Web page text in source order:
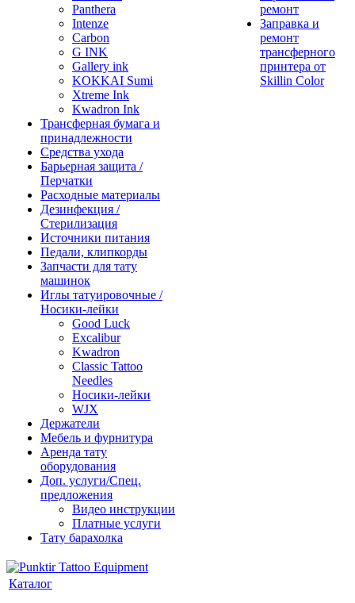
Panthera
Intenze
Carbon
G INK
Gallery ink
KOKKAI Sumi
Xtreme Ink
Kwadron Ink
Трансферная бумага и
принадлежности
Средства ухода
Барьерная защита /
Перчатки
Расходные материалы
Дезинфекция /
Стерилизация
Источники питания
Педали, клипкорды
Запчасти для тату
машинок
Иглы татуировочные /
Носики-лейки
Good Luck
Excalibur
Kwadron
Classic Tattoo
Needles
Носики-лейки
WJX
Держатели
Мебель и фурнитура
Аренда тату
оборудования
Доп. услуги/Спец.
предложения
Видео инструкции
Платные услуги
Тату барахолка
ремонт
Заправка и
ремонт
трансферного
принтера от
Skillin Color
Каталог